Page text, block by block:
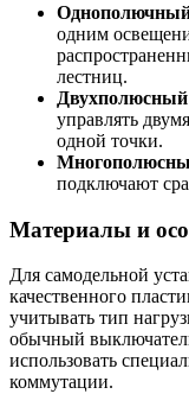
одним
лестниц.
Двухполюсный
управлять
одной точки.
подключают
Материалы и
Для самодельной
качественного
учитывать тип
обычный
использовать
коммутации.